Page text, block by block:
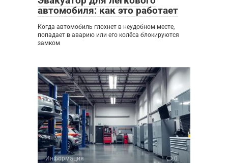
автомобиля: как это работает
Когда автомобиль глохнет в неудобном месте,
попадает в аварию или его колёса блокируются
замком
Информация 0